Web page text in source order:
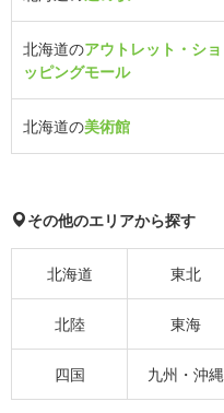
北海道のアウトレット・ショ
ッピングモール
北海道の美術館
その他のエリアから探す
北海道 東北
北陸 東海
四国 九州・沖縄